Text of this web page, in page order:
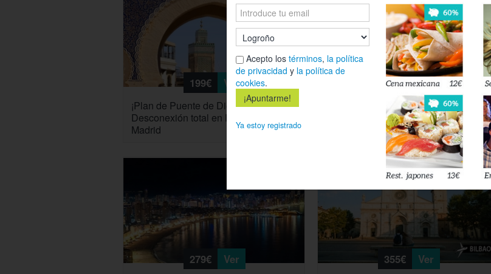
199€ Ver
¡Plan de Puente de Diciembre!
Desconexión total en Fez desde
Madrid
399€ Ver
Unidades limitadas Budapest en el
Puente: Tour Navideño a Medida | 3/4
Noches + Vuelo
279€ Ver
31%
355€ Ver
Acepto los términos, la política
de privacidad y la política de
cookies.
Ya estoy registrado